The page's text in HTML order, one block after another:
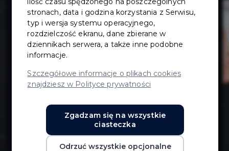
między ulicami
Kopernika,
Kasprowicza i
rowem
wschodnim w
stronach, data i godzina korzystania z Serwisu,
typ i wersja systemu operacyjnego,
rozdzielczość ekranu, dane zbierane w
dziennikach serwera, a także inne podobne
informacje.
Szczegółowe informacje o plikach cookies
znajdziesz w Polityce prywatności
Zgadzam się na wszystkie
ciasteczka
Odrzuć wszystkie opcjonalne